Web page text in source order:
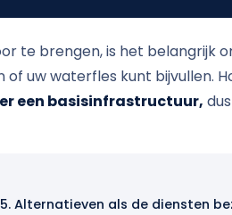
te brengen, is het belangrijk
uw waterfles kunt bijvullen.
een basisinfrastructuur,
5. Alternatieven als de diensten